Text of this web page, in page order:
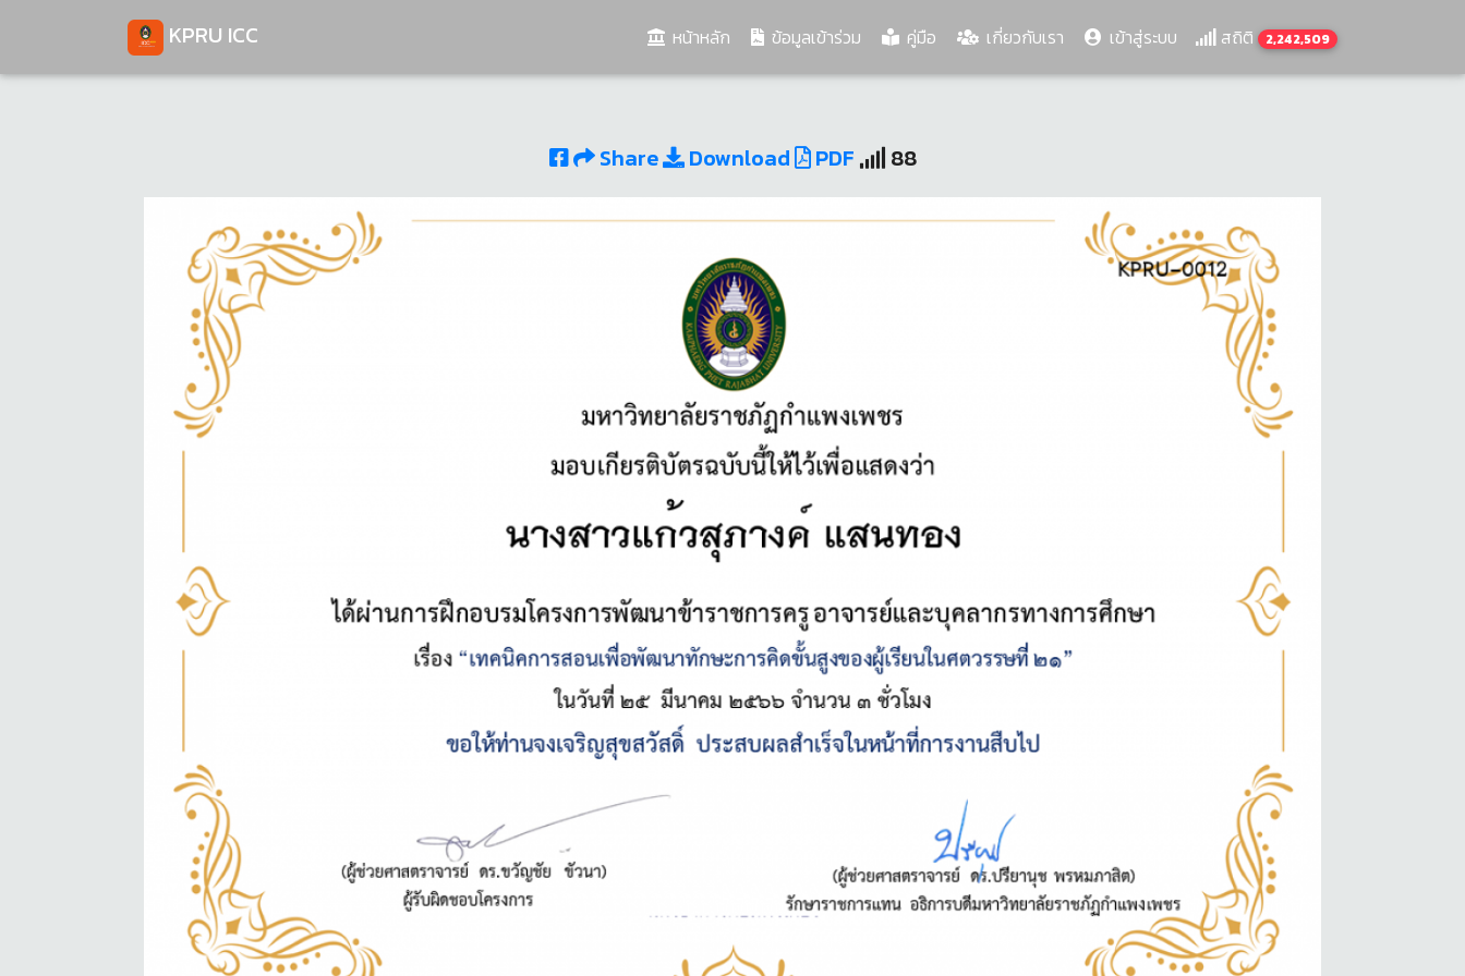
KPRU ICC หน้าหลัก(current)ข้อมูลเข้าร่วม คู่มือ เกี่ยวกับเรา เข้าสู่ระบบ สถิติ 2,242,509
Share Download PDF 88